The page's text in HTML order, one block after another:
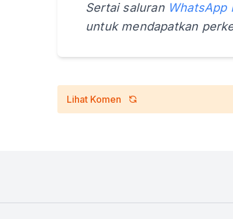
Sertai saluran WhatsApp
untuk mendapatkan
Lihat Komen